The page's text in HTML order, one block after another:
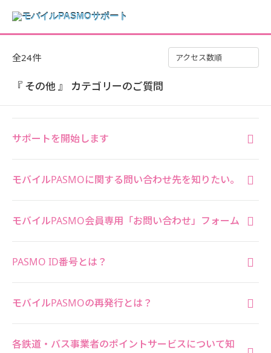
アクセス数順
『 その他 』 カテゴリーのご質問
全24件
サポートを開始します
モバイルPASMOに関する問い合わせ先を知りたい。
モバイルPASMO会員専用「お問い合わせ」フォーム
PASMO ID番号とは？
モバイルPASMOの再発行とは？
各鉄道・バス事業者のポイントサービスについて知